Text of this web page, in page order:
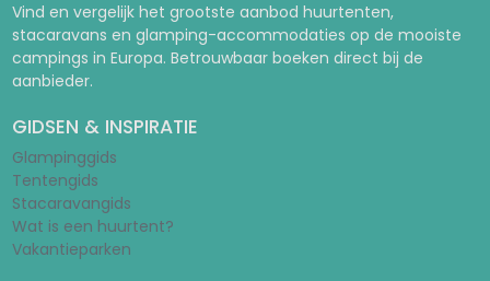
Vind en vergelijk het grootste aanbod huurtenten,
stacaravans en glamping-accommodaties op de mooiste
campings in Europa. Betrouwbaar boeken direct bij de
aanbieder.
GIDSEN & INSPIRATIE
Glampinggids
Tentengids
Stacaravangids
Wat is een huurtent?
Vakantieparken